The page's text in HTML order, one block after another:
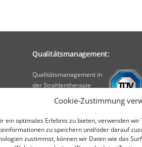
Cookie-Zustimmung
ein optimales Erlebnis zu bieten, verwenden wir
zu speichern und/oder darauf
zustimmst, können wir Daten wie das
Qualitätsmanagement:
Qualitätsmanagement in
der Strahlentherapie
[PDF, 750 KB]